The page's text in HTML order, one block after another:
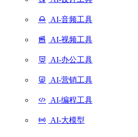
AI-音频工具
AI-视频工具
AI-办公工具
AI-营销工具
AI-编程工具
AI-大模型